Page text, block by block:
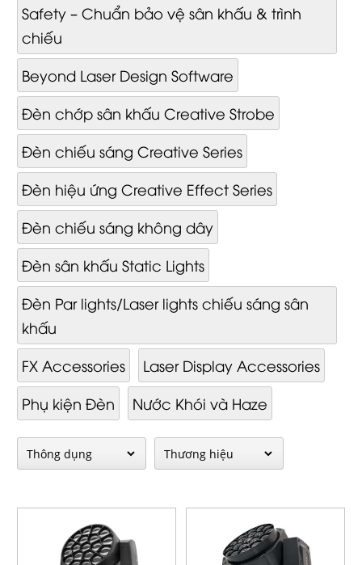
Safety – Chuẩn bảo vệ sân khấu & trình
chiếu
Beyond Laser Design Software
Đèn chớp sân khấu Creative Strobe
Đèn chiếu sáng Creative Series
Đèn hiệu ứng Creative Effect Series
Đèn chiếu sáng không dây
Đèn sân khấu Static Lights
Đèn Par lights/Laser lights chiếu sáng sân
khấu
FX Accessories
Laser Display Accessories
Phụ kiện Đèn
Nước Khói và Haze